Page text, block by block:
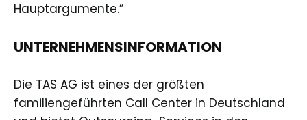
Hauptargumente.”
UNTERNEHMENSINFORMATION
Die TAS AG ist eines der größten
familiengeführten Call Center in Deutschland